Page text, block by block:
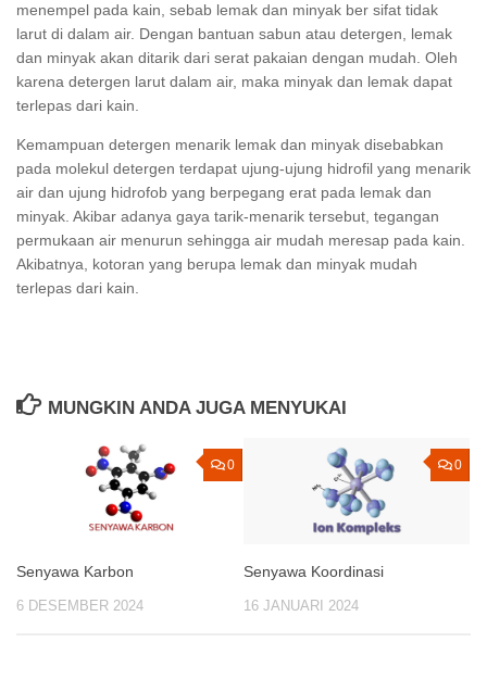
menempel pada kain, sebab lemak dan minyak ber sifat tidak
larut di dalam air. Dengan bantuan sabun atau detergen, lemak
dan minyak akan ditarik dari serat pakaian dengan mudah. Oleh
karena detergen larut dalam air, maka minyak dan lemak dapat
terlepas dari kain.
Kemampuan detergen menarik lemak dan minyak disebabkan
pada molekul detergen terdapat ujung-ujung hidrofil yang menarik
air dan ujung hidrofob yang berpegang erat pada lemak dan
minyak. Akibar adanya gaya tarik-menarik tersebut, tegangan
permukaan air menurun sehingga air mudah meresap pada kain.
Akibatnya, kotoran yang berupa lemak dan minyak mudah
terlepas dari kain.
MUNGKIN ANDA JUGA MENYUKAI
0
Senyawa Karbon
6 DESEMBER 2024
0
Senyawa Koordinasi
16 JANUARI 2024